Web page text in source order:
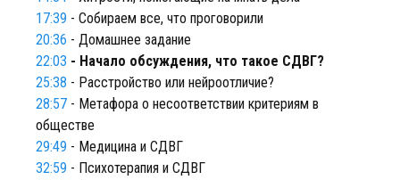
17:39 - Собираем все, что проговорили
20:36 - Домашнее задание
22:03 - Начало обсуждения, что такое СДВГ?
25:38 - Расстройство или нейроотличие?
28:57 - Метафора о несоответствии критериям в
обществе
29:49 - Медицина и СДВГ
32:59 - Психотерапия и СДВГ